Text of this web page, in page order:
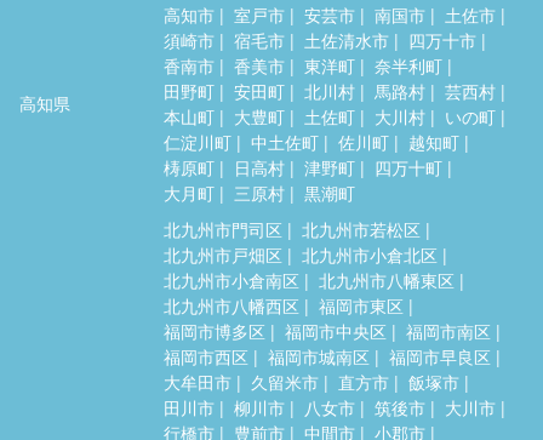
高知県
高知市 室戸市 安芸市 南国市
土佐市
須崎市
宿毛市 土佐清水市
四万十市
香南市
香美市 東洋町
奈半利町
田野町
安田町 北川村 馬路村
芸西村
本山町
大豊町 土佐町 大川村
いの町
仁淀川町
中土佐町 佐川町
越知町
梼原町
日高村 津野町
四万十町
大月町
三原村 黒潮町
北九州市門司区
北九州市若松区
北九州市戸畑区
北九州市小倉北区
北九州市小倉南区
北九州市八幡東区
北九州市八幡西区
福岡市東区
福岡市博多区
福岡市中央区
福岡市南区
福岡市西区
福岡市城南区
福岡市早良区
大牟田市
久留米市 直方市
飯塚市
田川市
柳川市 八女市 筑後市
大川市
行橋市
豊前市 中間市
小郡市